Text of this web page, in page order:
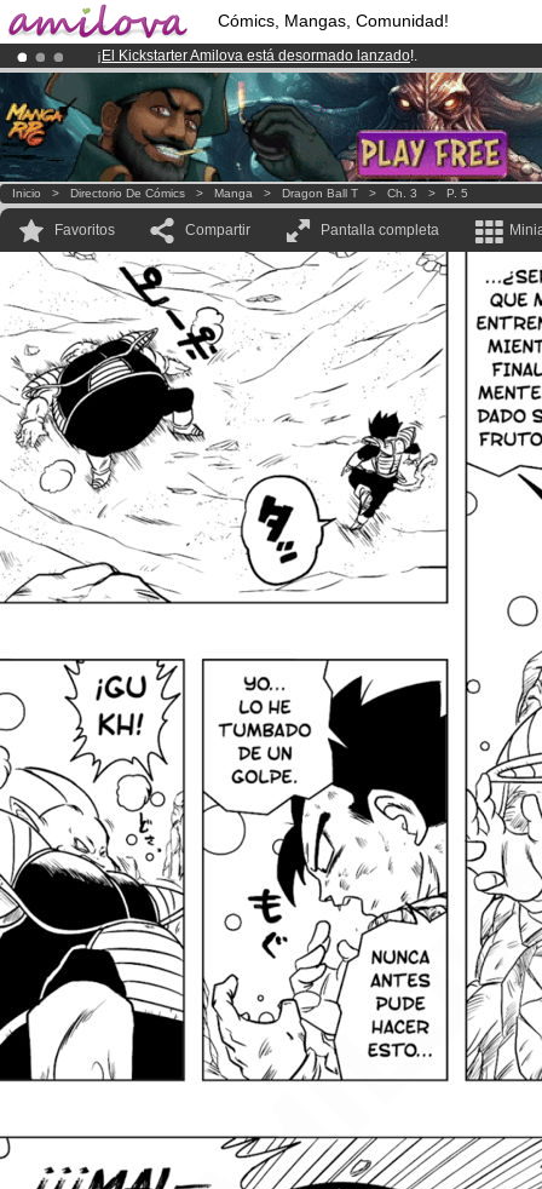
Cómics, Mangas, Comunidad!
¡ El Kickstarter Amilova está desormado lanzado!.
¡Ya tenemos 100000miembrosy 1000Cómics y Mangas!.
¡Conviertete en Premium por3.95 euros al mes!Hazte Premium ya
Inicio > Directorio De Cómics > Manga > Dragon Ball T > Ch. 3 > P. 5
Favoritos Compartir Pantalla completa